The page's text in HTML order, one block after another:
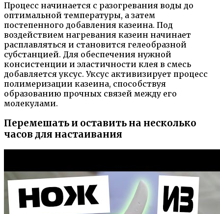
Процесс начинается с разогревания воды до
оптимальной температуры, а затем
постепенного добавления казеина. Под
воздействием нагревания казеин начинает
расплавляться и становится гелеобразной
субстанцией. Для обеспечения нужной
консистенции и эластичности клея в смесь
добавляется уксус. Уксус активизирует процесс
полимеризации казеина, способствуя
образованию прочных связей между его
молекулами.
Перемешать и оставить на несколько
часов для настаивания